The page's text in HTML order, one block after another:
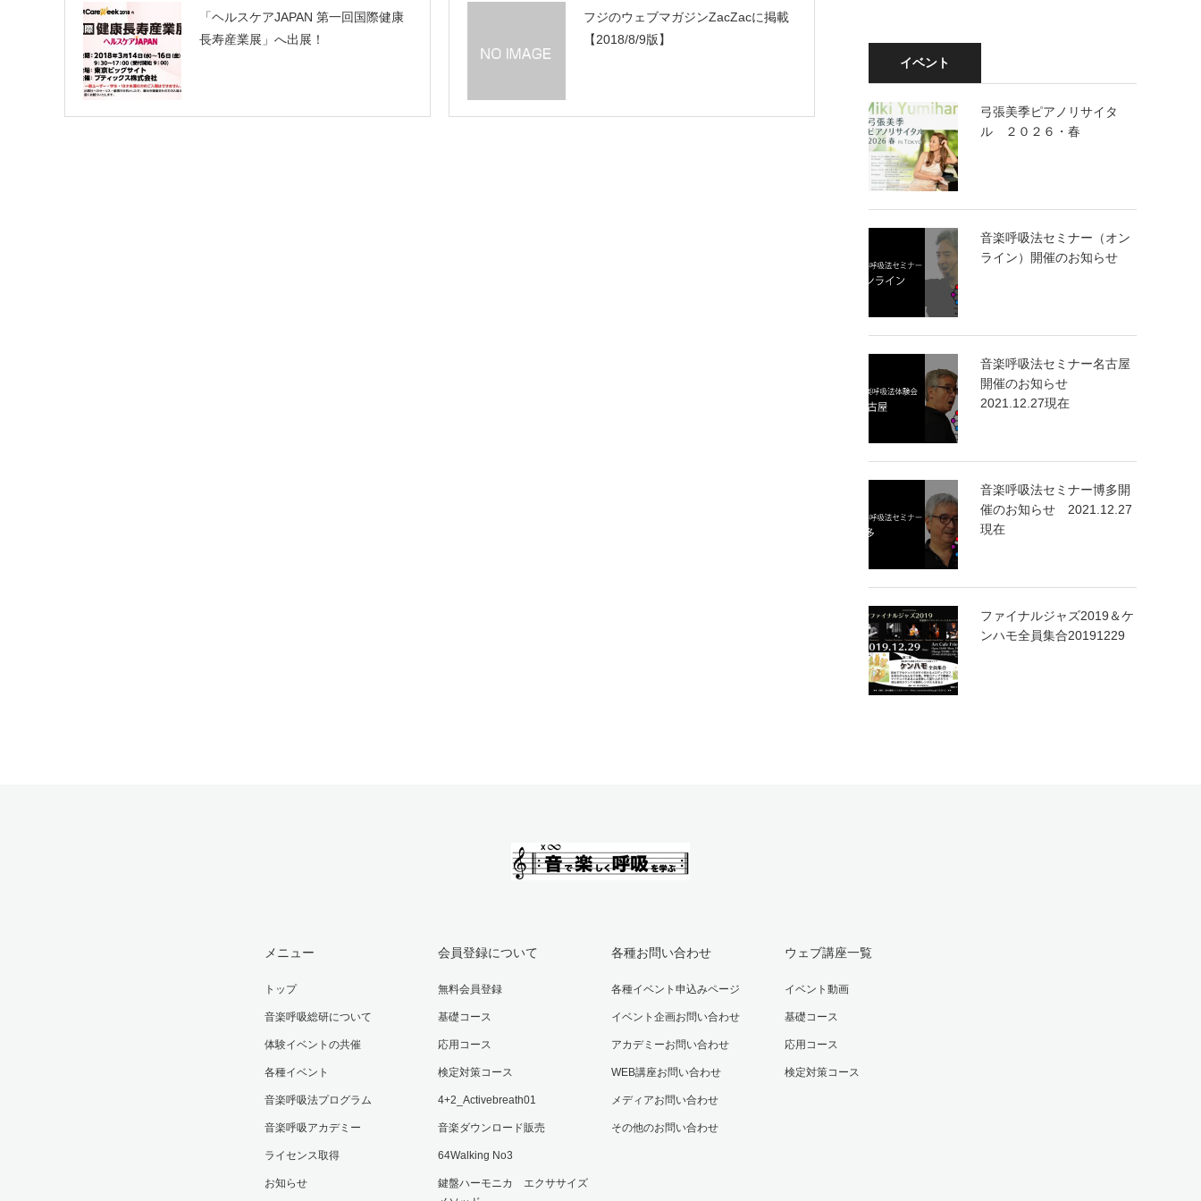
「ヘルスケアJAPAN 第一回国際健康
長寿産業展」へ出展！
フジのウェブマガジンZacZacに掲載
【2018/8/9版】
イベント
弓張美季ピアノリサイタ
ル ２０２６・春
音楽呼吸法セミナー（オン
ライン）開催のお知らせ
音楽呼吸法セミナー名古屋
開催のお知らせ
2021.12.27現在
音楽呼吸法セミナー博多開
催のお知らせ 2021.12.27
現在
ファイナルジャズ2019＆ケ
ンハモ全員集合20191229
メニュー
トップ
音楽呼吸総研について
体験イベントの共催
各種イベント
音楽呼吸法プログラム
音楽呼吸アカデミー
ライセンス取得
お知らせ
会員登録について
無料会員登録
基礎コース
応用コース
検定対策コース
4+2_Activebreath01
音楽ダウンロード販売
64Walking No3
鍵盤ハーモニカ エクササイズ
各種お問い合わせ
各種イベント申込みページ
イベント企画お問い合わせ
アカデミーお問い合わせ
WEB講座お問い合わせ
メディアお問い合わせ
その他のお問い合わせ
ウェブ講座一覧
イベント動画
基礎コース
応用コース
検定対策コース